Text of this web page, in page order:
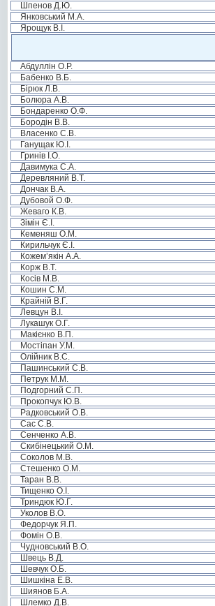
Шпенов Д.Ю.
Янковський М.А.
Ярощук В.І.
Абдуллін О.Р.
Бабенко В.Б.
Бірюк Л.В.
Болюра А.В.
Бондаренко О.Ф.
Бородін В.В.
Власенко С.В.
Ганущак Ю.І.
Гринів І.О.
Давимука С.А.
Деревляний В.Т.
Дончак В.А.
Дубовой О.Ф.
Жеваго К.В.
Зімін Є.І.
Кеменяш О.М.
Кирильчук Є.І.
Кожем’якін А.А.
Корж В.Т.
Косів М.В.
Кошин С.М.
Крайній В.Г.
Левцун В.І.
Лукашук О.Г.
Макієнко В.П.
Мостіпан У.М.
Олійник В.С.
Пашинський С.В.
Петрук М.М.
Подгорний С.П.
Прокопчук Ю.В.
Радковський О.В.
Сас С.В.
Сенченко А.В.
Скибінецький О.М.
Соколов М.В.
Стешенко О.М.
Таран В.В.
Тищенко О.І.
Триндюк Ю.Г.
Уколов В.О.
Федорчук Я.П.
Фомін О.В.
Чудновський В.О.
Швець В.Д.
Шевчук О.Б.
Шишкіна Е.В.
Шиянов Б.А.
Шлемко Д.В.